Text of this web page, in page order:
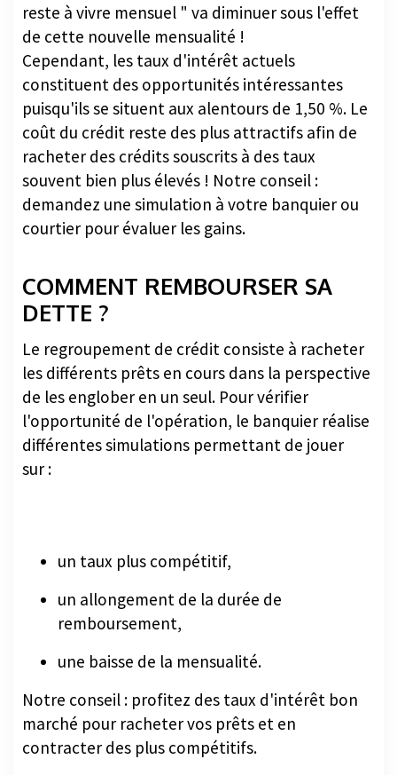
reste à vivre mensuel " va diminuer sous l'effet
de cette nouvelle mensualité !
Cependant, les taux d'intérêt actuels
constituent des opportunités intéressantes
puisqu'ils se situent aux alentours de 1,50 %. Le
coût du crédit reste des plus attractifs afin de
racheter des crédits souscrits à des taux
souvent bien plus élevés ! Notre conseil :
demandez une simulation à votre banquier ou
courtier pour évaluer les gains.
COMMENT REMBOURSER SA
DETTE ?
Le regroupement de crédit consiste à racheter
les différents prêts en cours dans la perspective
de les englober en un seul. Pour vérifier
l'opportunité de l'opération, le banquier réalise
différentes simulations permettant de jouer
sur :
un taux plus compétitif,
un allongement de la durée de
remboursement,
une baisse de la mensualité.
Notre conseil : profitez des taux d'intérêt bon
marché pour racheter vos prêts et en
contracter des plus compétitifs.